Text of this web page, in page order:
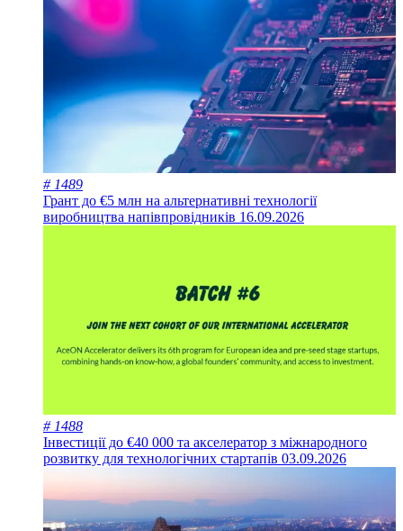
# 1489
Грант до €5 млн на альтернативні технології
виробництва напівпровідників 16.09.2026
# 1488
Інвестиції до €40 000 та акселератор з міжнародного
розвитку для технологічних стартапів 03.09.2026